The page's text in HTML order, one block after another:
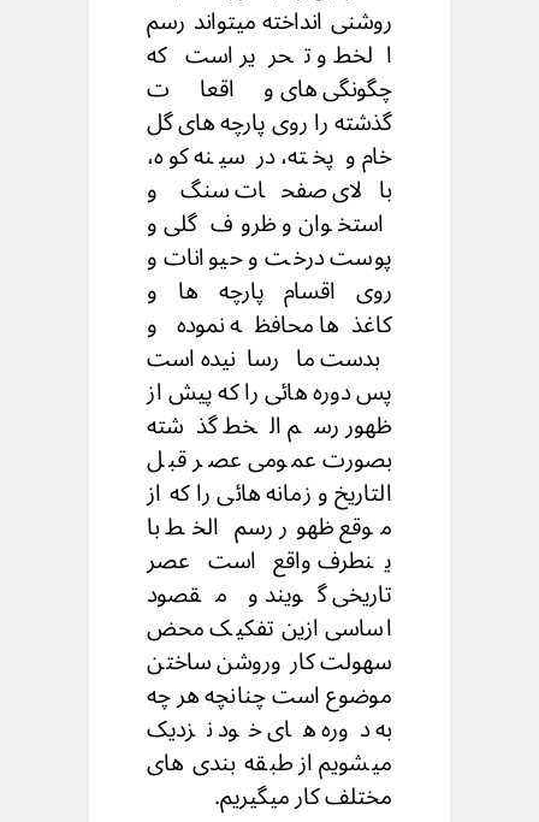
روشنی انداخته میتواند رسم
الخط و تحریر است که
چگونگی های واقعات
گذشته را روی پارچه های گل
خام و پخته، در سینه کوه،
بالای صفحات سنگ و
استخوان و ظروف گلی و
پوست درخت و حیوانات و
روی اقسام پارچه ها و
کاغذها محافظه نموده و
بدست ما رسانیده است
پس دوره هائی را که پیش از
ظهور رسم الخط گذشته
بصورت عمومی عصر قبل
التاریخ و زمانه هائی را که از
موقع ظهور رسم الخط با
ینطرف واقع است عصر
تاریخی گویند و مقصود
اساسی ازین تفکیک محض
سهولت کار وروشن ساختن
موضوع است چنانچه هر چه
به دوره های خود نزدیک
میشویم از طبقه بندی های
مختلف کار میگیریم.